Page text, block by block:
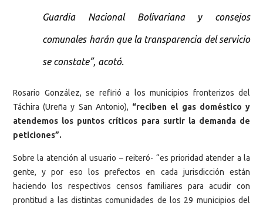
Guardia Nacional Bolivariana y consejos
comunales harán que la transparencia del servicio
se constate”, acotó.
Rosario González, se refirió a los municipios fronterizos del
Táchira (Ureña y San Antonio), “reciben el gas doméstico y
atendemos los puntos críticos para surtir la demanda de
peticiones”.
Sobre la atención al usuario – reiteró- “es prioridad atender a la
gente, y por eso los prefectos en cada jurisdicción están
haciendo los respectivos censos familiares para acudir con
prontitud a las distintas comunidades de los 29 municipios del